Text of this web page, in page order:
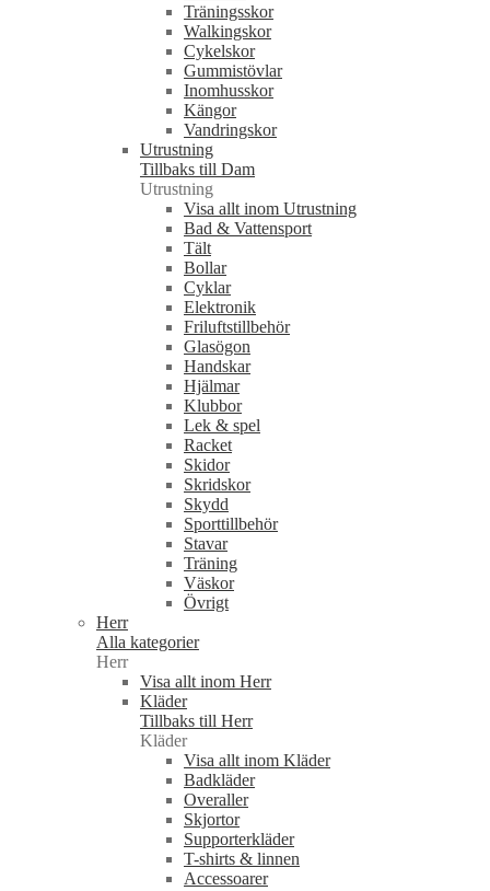
Träningsskor
Walkingskor
Cykelskor
Gummistövlar
Inomhusskor
Kängor
Vandringskor
Utrustning
Tillbaks till Dam
Utrustning
Visa allt inom Utrustning
Bad & Vattensport
Tält
Bollar
Cyklar
Elektronik
Friluftstillbehör
Glasögon
Handskar
Hjälmar
Klubbor
Lek & spel
Racket
Skidor
Skridskor
Skydd
Sporttillbehör
Stavar
Träning
Väskor
Övrigt
Herr
Alla kategorier
Herr
Visa allt inom Herr
Kläder
Tillbaks till Herr
Kläder
Visa allt inom Kläder
Badkläder
Overaller
Skjortor
Supporterkläder
T-shirts & linnen
Accessoarer